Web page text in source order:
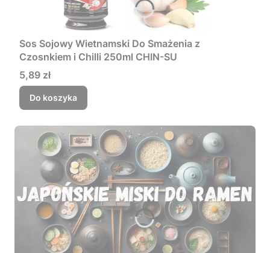
Sos Sojowy Wietnamski Do Smażenia z
Czosnkiem i Chilli 250ml CHIN-SU
Cena
5,89 zł
Do koszyka